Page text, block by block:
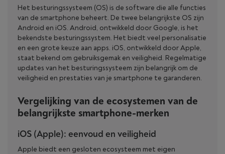
Het besturingssysteem (OS) is de software die alle functies
van de smartphone beheert. De twee belangrijkste OS zijn
Android en iOS. Android, ontwikkeld door Google, is het
bekendste besturingssystem. Het biedt veel personalisatie
en een grote keuze aan apps. iOS, ontwikkeld door Apple,
staat bekend om gebruiksgemak en veiligheid. Regelmatige
updates van het besturingssysteem zijn belangrijk om de
veiligheid en prestaties van je smartphone te garanderen.
Vergelijking van de ecosystemen van de
belangrijkste smartphone-merken
iOS (Apple): eenvoud en veiligheid
Apple biedt een gesloten ecosysteem met eigen